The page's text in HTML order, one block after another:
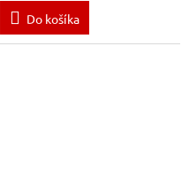
Do košíka